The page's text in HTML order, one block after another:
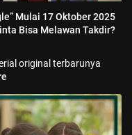
Mulai 17 Oktober 2025
Bisa Melawan Takdir?
original terbarunya